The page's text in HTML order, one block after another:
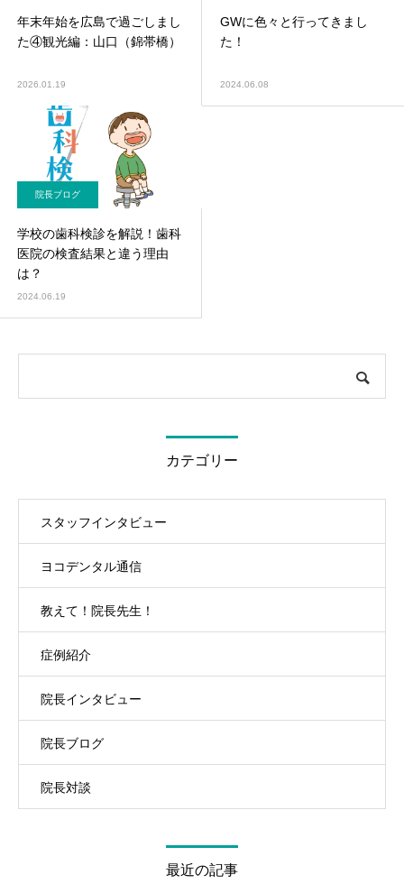
年末年始を広島で過ごしまし
た④観光編：山口（錦帯橋）
2026.01.19
GWに色々と行ってきまし
た！
2024.06.08
院長ブログ
学校の歯科検診を解説！歯科
医院の検査結果と違う理由
は？
2024.06.19
カテゴリー
スタッフインタビュー
ヨコデンタル通信
教えて！院長先生！
症例紹介
院長インタビュー
院長ブログ
院長対談
最近の記事